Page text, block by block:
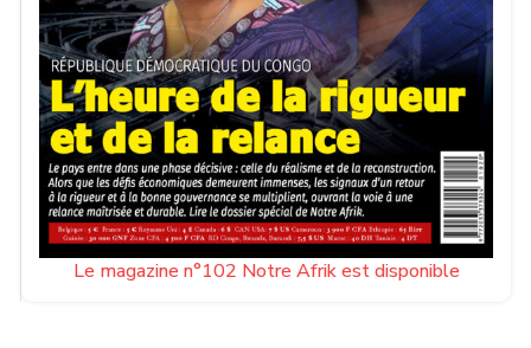
Le magazine n°102 Notre Afrik est disponible